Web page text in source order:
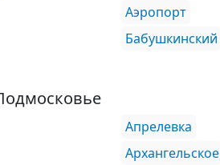
Аэропорт
Бабушкинский
Апрелевка
Архангельское